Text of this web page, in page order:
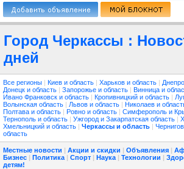
Город Черкассы :
дней
Все регионы | Киев и область | Харьков и область |
Донецк и область | Запорожье и область | Винница и
Ивано Франковск и область | Кропивницкий и область |
Волынская область | Львов и область | Николаев и
Полтава и область | Ровно и область | Симферополь и
Тернополь и область | Ужгород и Закарпатская область |
Хмельницкий и область | Черкассы и область |
область
Местные новости | Акции и скидки | Объявления |
Бизнес | Политика | Спорт | Наука | Технологии |
детям!